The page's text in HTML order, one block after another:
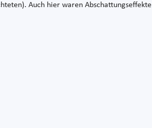
Auch hier waren